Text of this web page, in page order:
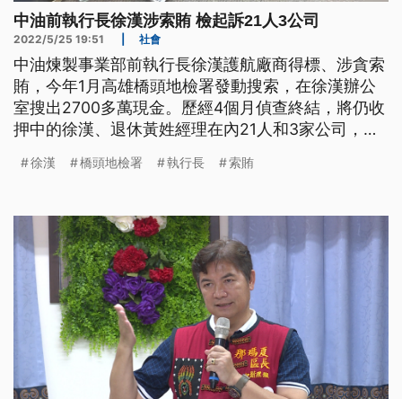
中油前執行長徐漢涉索賄 檢起訴21人3公司
2022/5/25 19:51 社會
中油煉製事業部前執行長徐漢護航廠商得標、涉貪索
賄，今年1月高雄橋頭地檢署發動搜索，在徐漢辦公
室搜出2700多萬現金。歷經4個月偵查終結，將仍收
押中的徐漢、退休黃姓經理在內21人和3家公司，依
王柏敦表示，「不法收賄金額達1686萬8000元，另
明具體來源，此部分涉犯《貪汙治罪條例》第6條之
1，公務員財產
徐漢 橋頭地檢署 執行長 索賄